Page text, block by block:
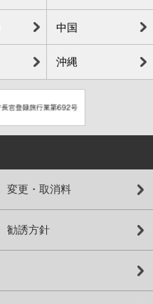
中国
沖縄
変更・取消料
勧誘方針